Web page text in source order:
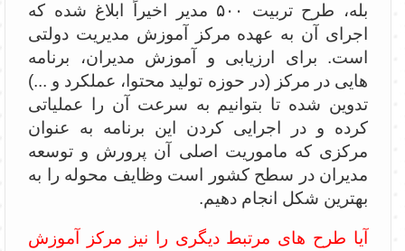
بله، طرح تربیت ۵۰۰ مدیر اخیراً ابلاغ شده که
اجرای آن به عهده مرکز آموزش مدیریت دولتی
است. برای ارزیابی و آموزش مدیران، برنامه
هایی در مرکز (در حوزه تولید محتوا، عملکرد و ...)
تدوین شده تا بتوانیم به سرعت آن را عملیاتی
کرده و در اجرایی کردن این برنامه به عنوان
مرکزی که ماموریت اصلی آن پرورش و توسعه
مدیران در سطح کشور است وظایف محوله را به
بهترین شکل انجام دهیم.
آیا طرح های مرتبط دیگری را نیز مرکز آموزش